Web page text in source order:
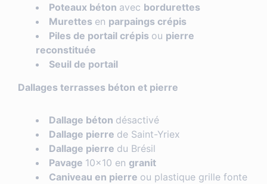
Poteaux béton avec bordurettes
Murettes en parpaings crépis
Piles de portail crépis ou pierre
reconstituée
Seuil de portail
Dallages terrasses béton et pierre
Dallage béton désactivé
Dallage pierre de Saint-Yriex
Dallage pierre du Brésil
Pavage 10×10 en granit
Caniveau en pierre ou plastique grille fonte